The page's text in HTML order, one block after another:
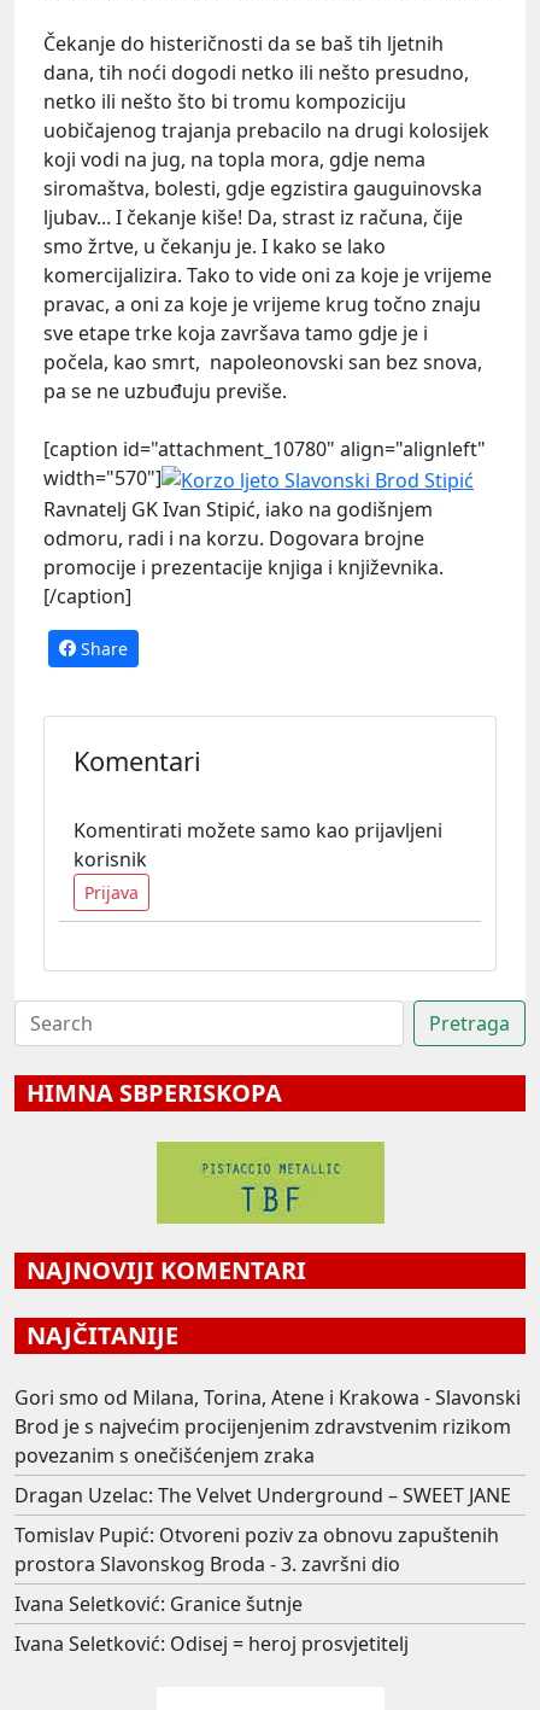
Čekanje do histeričnosti da se baš tih ljetnih
dana, tih noći dogodi netko ili nešto presudno,
netko ili nešto što bi tromu kompoziciju
uobičajenog trajanja prebacilo na drugi kolosijek
koji vodi na jug, na topla mora, gdje nema
siromaštva, bolesti, gdje egzistira gauguinovska
ljubav... I čekanje kiše! Da, strast iz računa, čije
smo žrtve, u čekanju je. I kako se lako
komercijalizira. Tako to vide oni za koje je vrijeme
pravac, a oni za koje je vrijeme krug točno znaju
sve etape trke koja završava tamo gdje je i
počela, kao smrt, napoleonovski san bez snova,
pa se ne uzbuđuju previše.
[caption id="attachment_10780" align="alignleft"
width="570"]
Ravnatelj GK Ivan Stipić, iako na godišnjem
odmoru, radi i na korzu. Dogovara brojne
promocije i prezentacije knjiga i književnika.
[/caption]
Share
Komentari
Komentirati možete samo kao prijavljeni
korisnik
Prijava
HIMNA SBPERISKOPA
NAJNOVIJI KOMENTARI
NAJČITANIJE
Gori smo od Milana, Torina, Atene i Krakowa - Slavonski
Brod je s najvećim procijenjenim zdravstvenim rizikom
povezanim s onečišćenjem zraka
Dragan Uzelac: The Velvet Underground – SWEET JANE
Tomislav Pupić: Otvoreni poziv za obnovu zapuštenih
prostora Slavonskog Broda - 3. završni dio
Ivana Seletković: Granice šutnje
Ivana Seletković: Odisej = heroj prosvjetitelj